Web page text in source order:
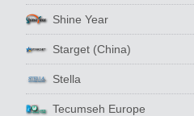
Shine Year
Starget (China)
Stella
Tecumseh Europe